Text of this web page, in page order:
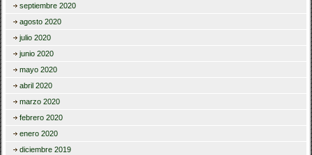
septiembre 2020
agosto 2020
julio 2020
junio 2020
mayo 2020
abril 2020
marzo 2020
febrero 2020
enero 2020
diciembre 2019